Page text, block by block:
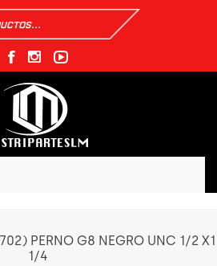
PERNO G8 NEGRO UNC 1/2 X1
1/4